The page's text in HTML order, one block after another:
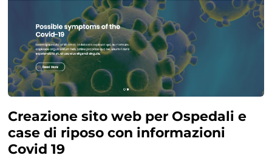
Creazione sito web per Ospedali e
case di riposo con informazioni
Covid 19